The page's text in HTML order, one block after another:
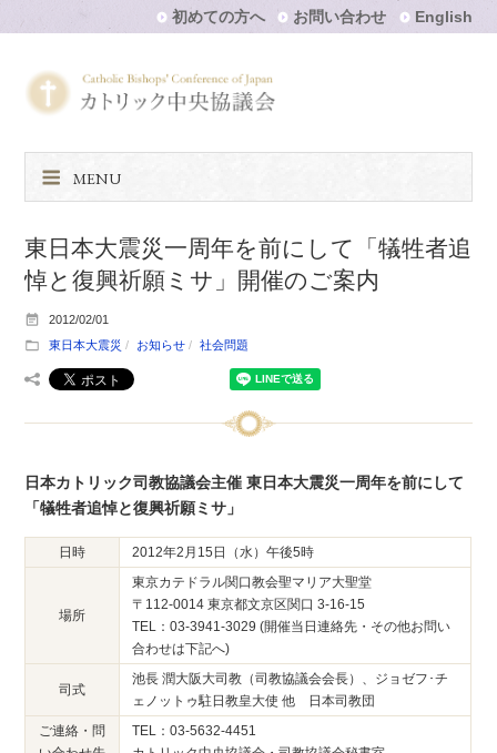
初めての方へ お問い合わせ English
MENU
東日本大震災一周年を前にして「犠牲者追
悼と復興祈願ミサ」開催のご案内
2012/02/01
東日本大震災
お知らせ 社会問題
日本カトリック司教協議会主催 東日本大震災一周年を前にして
「犠牲者追悼と復興祈願ミサ」
日時 2012年2月15日（水）午後5時
場所
東京カテドラル関口教会聖マリア大聖堂
〒112-0014 東京都文京区関口 3-16-15
TEL：03-3941-3029 (開催当日連絡先・その他お問い
合わせは下記へ)
司式
池長 潤大阪大司教（司教協議会会長）、ジョゼフ･チ
ェノットゥ駐日教皇大使 他 日本司教団
ご連絡・問
TEL：03-5632-4451